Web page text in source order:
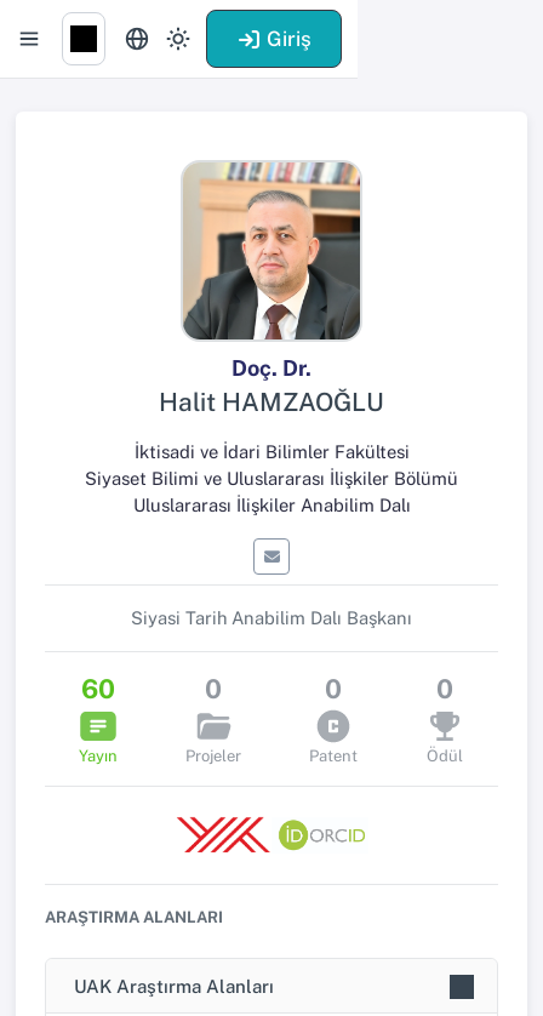
Giriş
Doç. Dr.
Halit HAMZAOĞLU
İktisadi ve İdari Bilimler Fakültesi
Siyaset Bilimi ve Uluslararası İlişkiler Bölümü
Uluslararası İlişkiler Anabilim Dalı
Siyasi Tarih Anabilim Dalı Başkanı
60
Yayın
0
Projeler
0
Patent
0
Ödül
ARAŞTIRMA ALANLARI
UAK Araştırma Alanları